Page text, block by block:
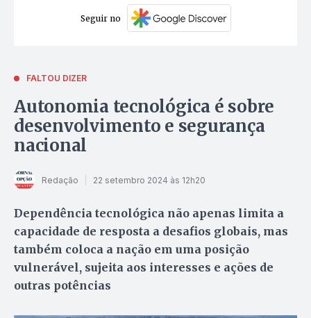
Seguir no
FALTOU DIZER
Autonomia tecnológica é sobre
desenvolvimento e segurança
nacional
Redação 22 setembro 2024 às 12h20
Dependência tecnológica não apenas limita a
capacidade de resposta a desafios globais, mas
também coloca a nação em uma posição
vulnerável, sujeita aos interesses e ações de
outras potências